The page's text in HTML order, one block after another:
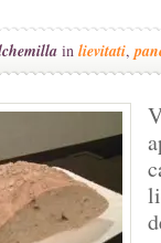
in lievitati,